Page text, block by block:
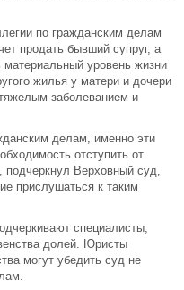
по гражданским делам
продать бывший супруг, а
уровень жизни
жилья у матери и дочери
заболеванием и
делам, именно эти
отступить от
Верховный суд,
прислушаться к таким
специалисты,
долей. Юристы
могут убедить суд не